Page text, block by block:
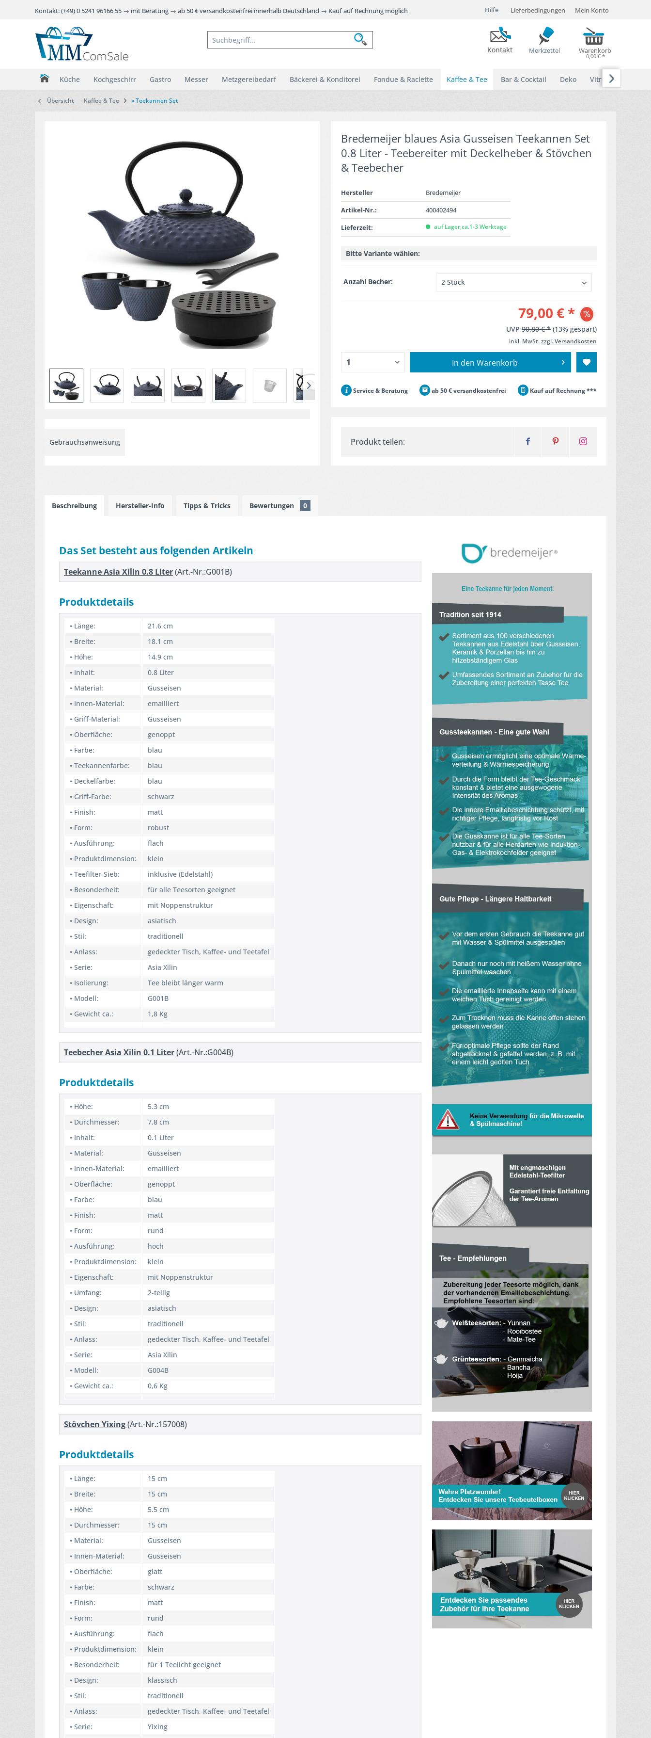
Hilfe Lieferbedingungen
Kontakt: (+49) 0 5241 96166 55 → mit Beratung → ab 50 € versandkostenfrei innerhalb Deutschland → Kauf auf Rechnung möglich
Kontakt Merkzettel
Mein Konto
Warenkorb
0,00 € *
Küche Kochgeschirr Gastro Messer Metzgereibedarf Bäckerei & Konditorei Fondue & Raclette Kaffee & Tee Bar & Cocktail Deko Vitrinen

Übersicht Kaffee & Tee » Teekannen Set
Gebrauchsanweisung
Bredemeijer blaues Asia Gusseisen Teekannen Set
0.8 Liter - Teebereiter mit Deckelheber & Stövchen
& Teebecher
Hersteller
Bredemeijer
Artikel-Nr.:
400402494
Lieferzeit:
auf Lager,ca.1-3 Werktage
Bitte Variante wählen:
Anzahl Becher:
79,00 € *
UVP 90,80 € * (13% gespart)
inkl. MwSt.zzgl. Versandkosten
In den Warenkorb
Service & Beratung ab 50 € versandkostenfrei Kauf auf Rechnung ***
Produkt teilen:
Beschreibung Hersteller-Info Tipps & Tricks Bewertungen 0
Das Set besteht aus folgenden Artikeln
Teekanne Asia Xilin 0.8 Liter(Art.-Nr.:G001B)
Produktdetails
• Länge:
21.6 cm
• Breite:
18.1 cm
• Höhe:
14.9 cm
• Inhalt:
0.8 Liter
• Material:
Gusseisen
• Innen-Material:
emailliert
• Griff-Material:
Gusseisen
• Oberfläche:
genoppt
• Farbe:
blau
• Teekannenfarbe:
blau
• Deckelfarbe:
blau
• Griff-Farbe:
schwarz
• Finish:
matt
• Form:
robust
• Ausführung:
flach
• Produktdimension:
klein
• Teefilter-Sieb:
inklusive (Edelstahl)
• Besonderheit:
für alle Teesorten geeignet
• Eigenschaft:
mit Noppenstruktur
• Design:
asiatisch
• Stil:
traditionell
• Anlass:
gedeckter Tisch, Kaffee- und Teetafel
• Serie:
Asia Xilin
• Isolierung:
Tee bleibt länger warm
• Modell:
G001B
• Gewicht ca.:
1,8 Kg
Teebecher Asia Xilin 0.1 Liter(Art.-Nr.:G004B)
Produktdetails
• Höhe:
5.3 cm
• Durchmesser:
7.8 cm
• Inhalt:
0.1 Liter
• Material:
Gusseisen
• Innen-Material:
emailliert
• Oberfläche:
genoppt
• Farbe:
blau
• Finish:
matt
• Form:
rund
• Ausführung:
hoch
• Produktdimension:
klein
• Eigenschaft:
mit Noppenstruktur
• Umfang:
2-teilig
• Design:
asiatisch
• Stil:
traditionell
• Anlass:
gedeckter Tisch, Kaffee- und Teetafel
• Serie:
Asia Xilin
• Modell:
G004B
• Gewicht ca.:
0,6 Kg
Stövchen Yixing(Art.-Nr.:157008)
Produktdetails
• Länge:
15 cm
• Breite:
15 cm
• Höhe:
5.5 cm
• Durchmesser:
15 cm
• Material:
Gusseisen
• Innen-Material:
Gusseisen
• Oberfläche:
glatt
• Farbe:
schwarz
• Finish:
matt
• Form:
rund
• Ausführung:
flach
• Produktdimension:
klein
• Besonderheit:
für 1 Teelicht geeignet
• Design:
klassisch
• Stil:
traditionell
• Anlass:
gedeckter Tisch, Kaffee- und Teetafel
• Serie:
Yixing